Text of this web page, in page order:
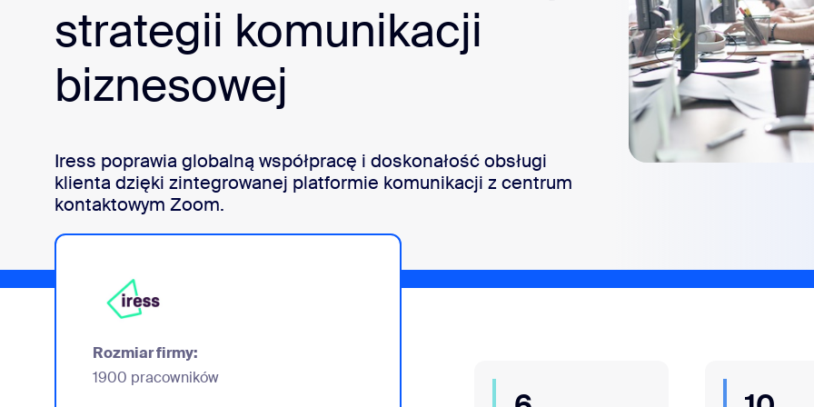
Aplikacje i integracje
Bonsai
strategii komunikacji
biznesowej
Iress poprawia globalną współpracę i doskonałość obsługi
klienta dzięki zintegrowanej platformie komunikacji z centrum
kontaktowym Zoom.
Rozmiar firmy:
1900 pracowników